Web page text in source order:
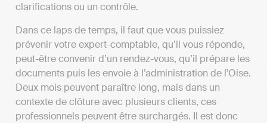
clarifications ou un contrôle.
Dans ce laps de temps, il faut que vous puissiez
prévenir votre expert-comptable, qu’il vous réponde,
peut-être convenir d’un rendez-vous, qu’il prépare les
documents puis les envoie à l’administration de l'Oise.
Deux mois peuvent paraître long, mais dans un
contexte de clôture avec plusieurs clients, ces
professionnels peuvent être surchargés. Il est donc